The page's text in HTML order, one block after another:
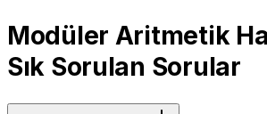
Modüler Aritmetik
Sık Sorulan Sorular